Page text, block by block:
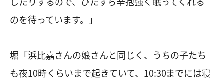
のを待っています。」
堀「浜比嘉さんの娘さんと同じく、うちの子たち
も夜10時くらいまで起きていて、10:30までには寝